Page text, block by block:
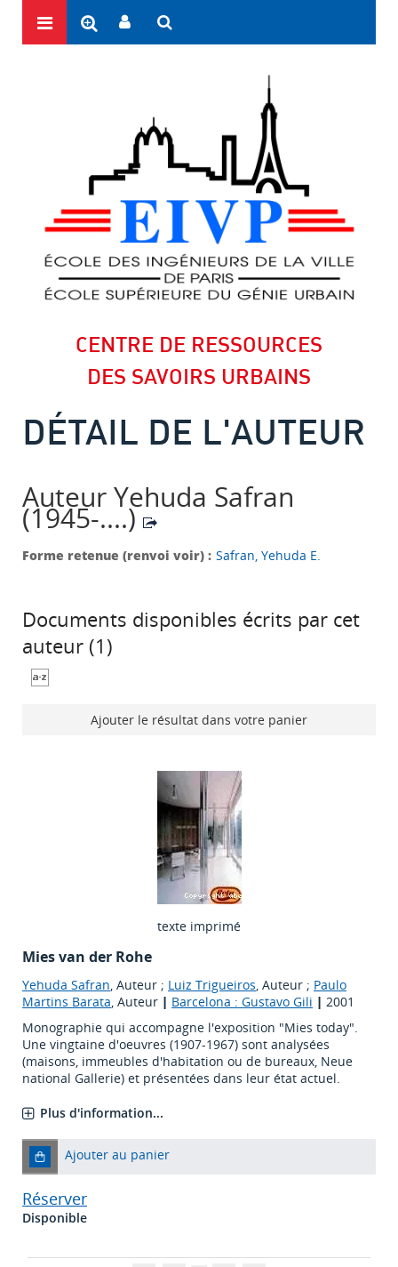
CENTRE DE RESSOURCES
DES SAVOIRS URBAINS
DÉTAIL DE L'AUTEUR
Auteur Yehuda Safran
(1945-....)
Forme retenue (renvoi voir) : Safran, Yehuda E.
Documents disponibles écrits par cet
auteur (1 )
Ajouter le résultat dans votre panier
texte imprimé
Mies van der Rohe
Yehuda Safran, Auteur ; Luiz Trigueiros, Auteur ; Paulo
Martins Barata, Auteur | Barcelona : Gustavo Gili | 2001
Monographie qui accompagne l'exposition "Mies today".
Une vingtaine d'oeuvres (1907-1967) sont analysées
(maisons, immeubles d'habitation ou de bureaux, Neue
national Gallerie) et présentées dans leur état actuel.
Plus d'information...
Ajouter au panier
Réserver
Disponible